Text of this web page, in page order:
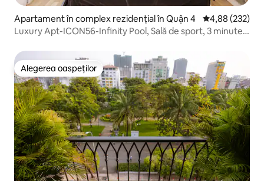
Apartament în complex rezidențial în Quận 4 Scor mediu de
4,88 (232)
Luxury Apt-ICON56-Infinity Pool, Sală de sport, 3 minute
Alegerea oaspeților
Alegerea oaspeților